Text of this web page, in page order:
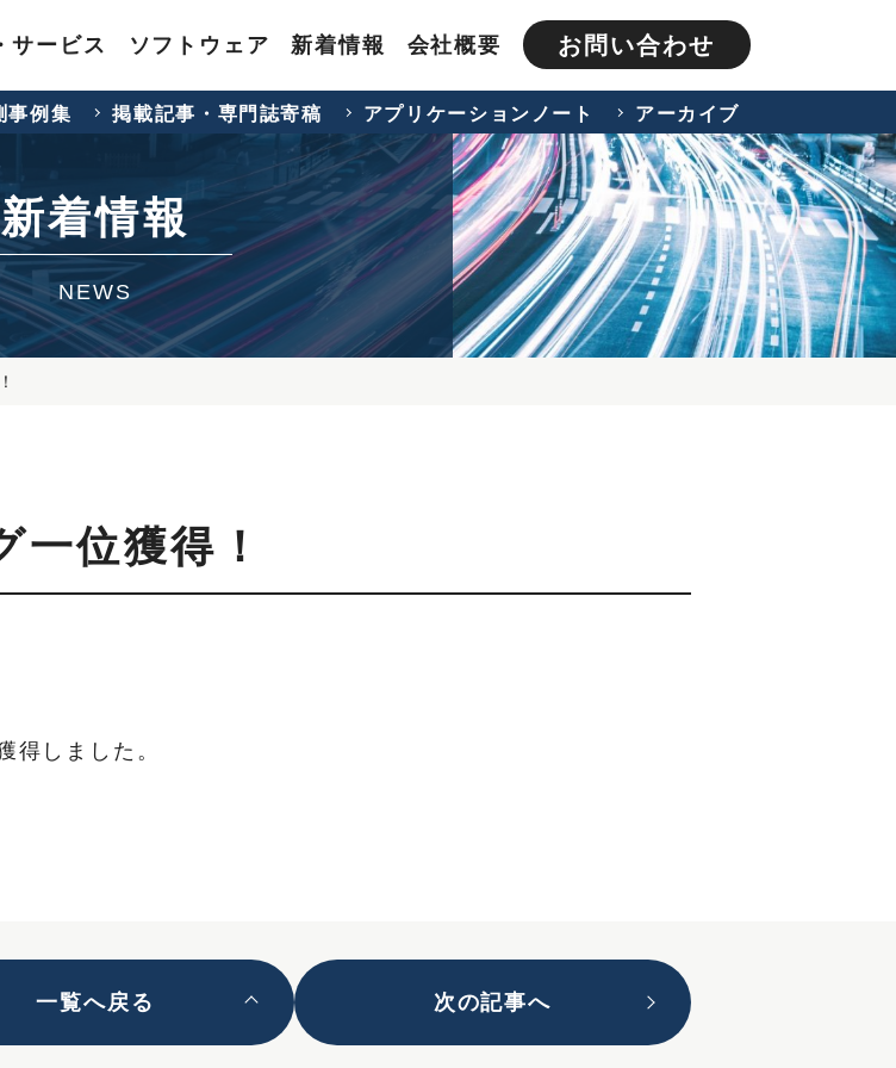
サービス ソフトウェア 新着情報 会社概要 お問い合わせ
事例集 掲載記事・専門誌寄稿 アプリケーションノート アーカイブ
新着情報
NEWS
位獲得！
得しました。
一覧へ戻る 次の記事へ